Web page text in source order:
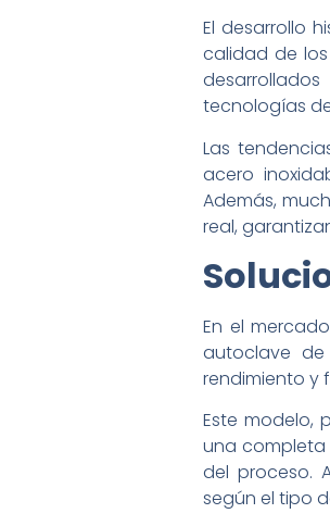
El desarrollo
calidad de
tecnologías
Las
acero
Además,
real,
En el
autoclave de
rendimiento y
Este modelo,
una completa
del proceso.
según el tipo